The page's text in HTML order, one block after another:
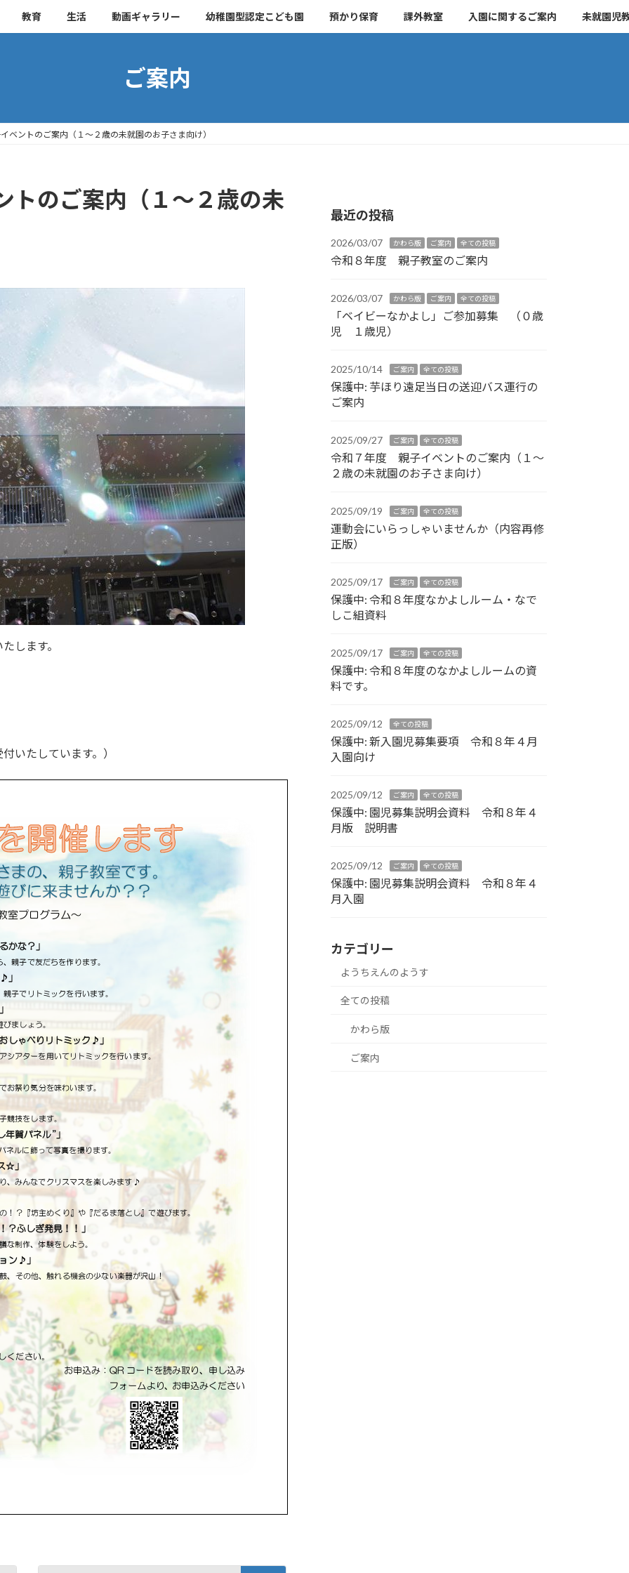
教育 生活 動画ギャラリー 幼稚園型認定こども園 預かり保育 課外教室 入園に関するご案内 未就園児
ご案内
ントのご案内（１～２歳の未就園のお子さま向け）
のご案内（１～２歳の未
します。
いたしています。）
最近の投稿
2026/03/07 かわら版 ご案内 全ての投稿
令和８年度 親子教室のご案内
2026/03/07 かわら版 ご案内 全ての投稿
「ベイビーなかよし」ご参加募集 （０歳
児 １歳児）
2025/10/14 ご案内 全ての投稿
保護中: 芋ほり遠足当日の送迎バス運行の
ご案内
2025/09/27 ご案内 全ての投稿
令和７年度 親子イベントのご案内（１～
２歳の未就園のお子さま向け）
2025/09/19 ご案内 全ての投稿
運動会にいらっしゃいませんか（内容再修
正版）
2025/09/17 ご案内 全ての投稿
保護中: 令和８年度なかよしルーム・なで
しこ組資料
2025/09/17 ご案内 全ての投稿
保護中: 令和８年度のなかよしルームの資
料です。
2025/09/12 全ての投稿
保護中: 新入園児募集要項 令和８年４月
入園向け
2025/09/12 ご案内 全ての投稿
保護中: 園児募集説明会資料 令和８年４
月版 説明書
2025/09/12 ご案内 全ての投稿
保護中: 園児募集説明会資料 令和８年４
月入園
カテゴリー
ようちえんのようす
全ての投稿
かわら版
ご案内